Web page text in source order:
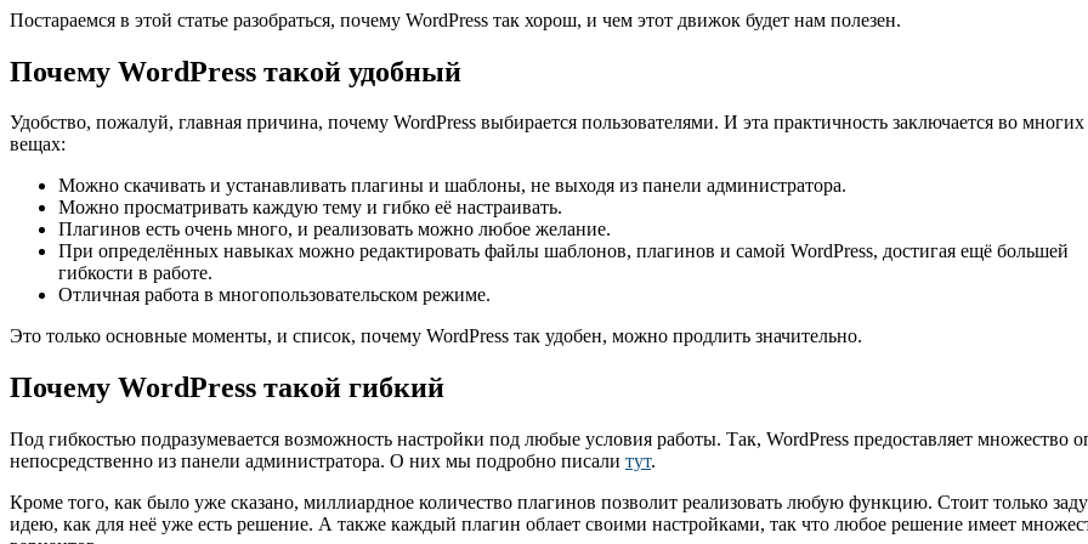
Постараемся в этой статье разобраться, почему WordPress так хорош, и чем этот движок будет нам полезен.
Почему WordPress такой удобный
Удобство, пожалуй, главная причина, почему WordPress выбирается пользователями. И эта практичность заключается во многих
вещах:
Можно скачивать и устанавливать плагины и шаблоны, не выходя из панели администратора.
Можно просматривать каждую тему и гибко её настраивать.
Плагинов есть очень много, и реализовать можно любое желание.
При определённых навыках можно редактировать файлы шаблонов, плагинов и самой WordPress, достигая ещё большей
гибкости в работе.
Отличная работа в многопользовательском режиме.
Это только основные моменты, и список, почему WordPress так удобен, можно продлить значительно.
Почему WordPress такой гибкий
Под гибкостью подразумевается возможность настройки под любые условия работы. Так, WordPress предоставляет множество
непосредственно из панели администратора. О них мы подробно писали тут.
Кроме того, как было уже сказано, миллиардное количество плагинов позволит реализовать любую функцию. Стоит только
идею, как для неё уже есть решение. А также каждый плагин облает своими настройками, так что любое решение имеет